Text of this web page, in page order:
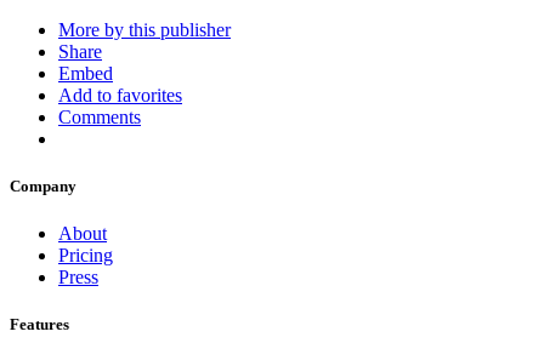
More by this publisher
Share
Embed
Add to favorites
Comments
Company
About
Pricing
Press
Features